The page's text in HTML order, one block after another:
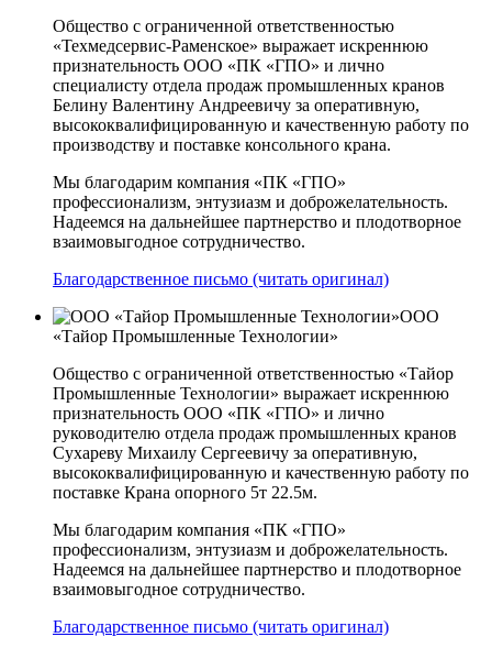
Общество с ограниченной ответственностью
«Техмедсервис-Раменское» выражает искреннюю
признательность ООО «ПК «ГПО» и лично
специалисту отдела продаж промышленных кранов
Белину Валентину Андреевичу за оперативную,
высококвалифицированную и качественную работу по
производству и поставке консольного крана.
Мы благодарим компания «ПК «ГПО»
профессионализм, энтузиазм и доброжелательность.
Надеемся на дальнейшее партнерство и плодотворное
взаимовыгодное сотрудничество.
Благодарственное письмо (читать оригинал)
ООО
«Тайор Промышленные Технологии»
Общество с ограниченной ответственностью «Тайор
Промышленные Технологии» выражает искреннюю
признательность ООО «ПК «ГПО» и лично
руководителю отдела продаж промышленных кранов
Сухареву Михаилу Сергеевичу за оперативную,
высококвалифицированную и качественную работу по
поставке Крана опорного 5т 22.5м.
Мы благодарим компания «ПК «ГПО»
профессионализм, энтузиазм и доброжелательность.
Надеемся на дальнейшее партнерство и плодотворное
взаимовыгодное сотрудничество.
Благодарственное письмо (читать оригинал)